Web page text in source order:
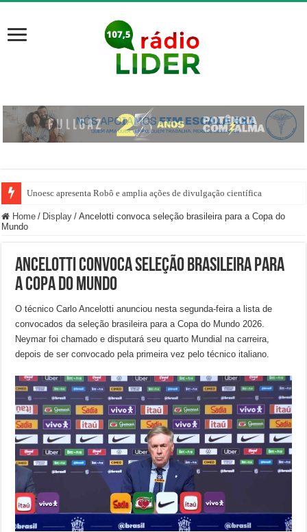
Unoesc apresenta Robô e amplia ações de divulgação científica
Home / Display / Ancelotti convoca seleção brasileira para a Copa do
Mundo
Ancelotti convoca seleção brasileira para
a Copa do Mundo
O técnico Carlo Ancelotti anunciou nesta segunda-feira a lista de
convocados da seleção brasileira para a Copa do Mundo 2026.
Neymar foi chamado e disputará seu quarto Mundial na carreira,
depois de ser convocado pela primeira vez pelo técnico italiano.